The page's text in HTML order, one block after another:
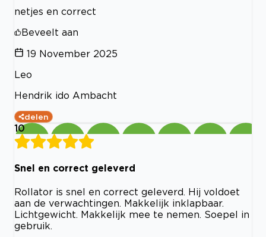
netjes en correct
Beveelt aan
19 November 2025
Leo
Hendrik ido Ambacht
delen
10
Snel en correct geleverd
Rollator is snel en correct geleverd. Hij voldoet
aan de verwachtingen. Makkelijk inklapbaar.
Lichtgewicht. Makkelijk mee te nemen. Soepel in
gebruik.